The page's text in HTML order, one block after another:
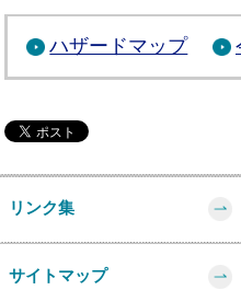
ハザードマップ
リンク集
サイトマップ